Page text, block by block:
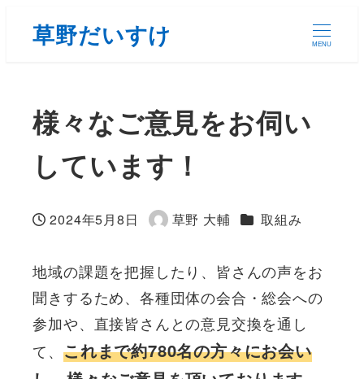
草野だいすけ MENU
様々なご意見をお伺い
しています！
投稿日
2024年5月8日
著
草野 大輔 カテゴリー
取組み
地域の課題を把握したり、皆さんの声をお
聞きするため、各種団体の会合・総会への
参加や、直接皆さんとの意見交換を通し
て、 これまで約780名の方々にお会い